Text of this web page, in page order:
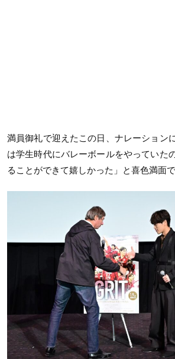
満員御礼で迎えたこの日、ナレーション
は学生時代にバレーボールをやっていた
ることができて嬉しかった」と喜色満面で